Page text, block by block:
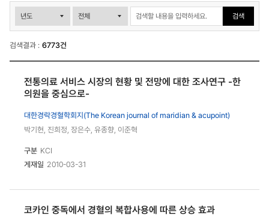
공
검색
검색결과 : 6773건
전통의료 서비스 시장의 현황 및 전망에 대한 조사연구 -한
의원을 중심으로-
대한경락경혈학회지(The Korean journal of maridian & acupoint)
박기현, 진희정, 장은수, 유종향, 이준혁
구분 KCI
게재일 2010-03-31
코카인 중독에서 경혈의 복합사용에 따른 상승 효과